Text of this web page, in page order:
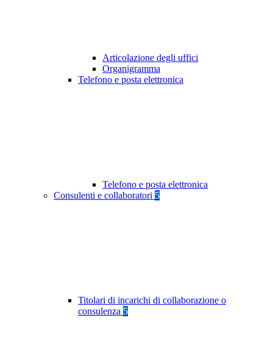
Articolazione degli uffici
Organigramma
Telefono e posta elettronica
Telefono e posta elettronica
Consulenti e collaboratori 5
Titolari di incarichi di collaborazione o
consulenza 5